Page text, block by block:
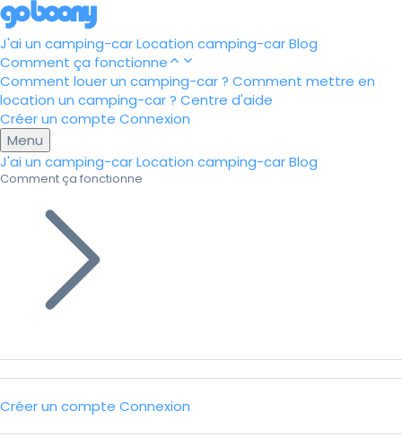
J'ai un camping-carLocation camping-carBlog
Comment ça fonctionne
Comment louer un camping-car ? Comment mettre en
location un camping-car ? Centre d'aide
Créer un compte Connexion
Menu
J'ai un camping-carLocation camping-carBlog
Comment ça fonctionne
Créer un compte Connexion